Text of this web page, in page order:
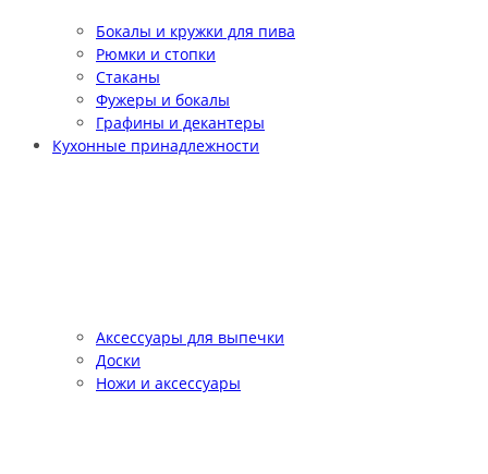
Бокалы и кружки для пива
Рюмки и стопки
Стаканы
Фужеры и бокалы
Графины и декантеры
Кухонные принадлежности
Аксессуары для выпечки
Доски
Ножи и аксессуары